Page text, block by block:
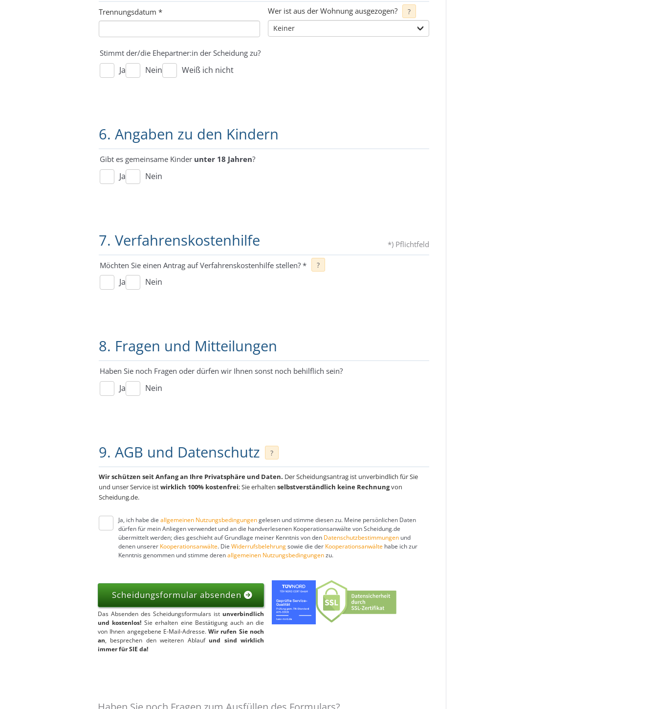
Trennungsdatum * Wer ist aus der Wohnung ausgezogen? ?
Stimmt der/die Ehepartner:in der Scheidung zu?
Ja Nein Weiß ich nicht
6. Angaben zu den Kindern
Gibt es gemeinsame Kinder unter 18 Jahren?
Ja Nein
7. Verfahrenskostenhilfe *) Pflichtfeld
Möchten Sie einen Antrag auf Verfahrenskostenhilfe stellen? * ?
Ja Nein
8. Fragen und Mitteilungen
Haben Sie noch Fragen oder dürfen wir Ihnen sonst noch behilflich sein?
Ja Nein
9. AGB und Datenschutz ?
Wir schützen seit Anfang an Ihre Privatsphäre und Daten. Der Scheidungsantrag ist unverbindlich für Sie
und unser Service istwirklich 100% kostenfrei; Sie erhalten selbstverständlich keine Rechnungvon
Scheidung.de.
Ja, ich habe die allgemeinen Nutzungsbedingungengelesen und stimme diesen zu. Meine persönlichen Daten
dürfen für mein Anliegen verwendet und an die handverlesenen Kooperationsanwälte von Scheidung.de
übermittelt werden; dies geschieht auf Grundlage meiner Kenntnis von den Datenschutzbestimmungen und
denen unserer Kooperationsanwälte. Die Widerrufsbelehrungsowie die der Kooperationsanwälte habe ich zur
Kenntnis genommen und stimme derenallgemeinen Nutzungsbedingungenzu.
Scheidungsformular absenden
Das Absenden des Scheidungsformulars ist unverbindlich
und kostenlos! Sie erhalten eine Bestätigung auch an die
von Ihnen angegebene E-Mail-Adresse.Wir rufen Sie noch
an, besprechen den weiteren Ablauf und sind wirklich
immer für SIE da!